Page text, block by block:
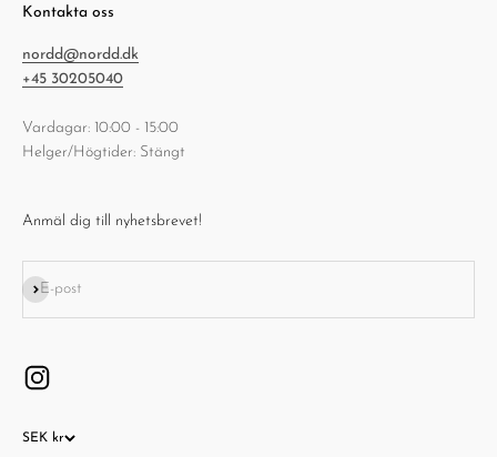
Kontakta oss
nordd@nordd.dk
+45 30205040
Vardagar: 10:00 - 15:00
Helger/Högtider: Stängt
Anmäl dig till nyhetsbrevet!
E-post
Prenumerera
SEK kr